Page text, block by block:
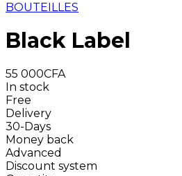
BOUTEILLES
Black Label
55 000CFA
In stock
Free
Delivery
30-Days
Money back
Advanced
Discount system